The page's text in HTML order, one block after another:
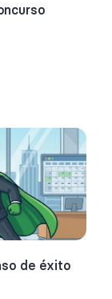
de éxito